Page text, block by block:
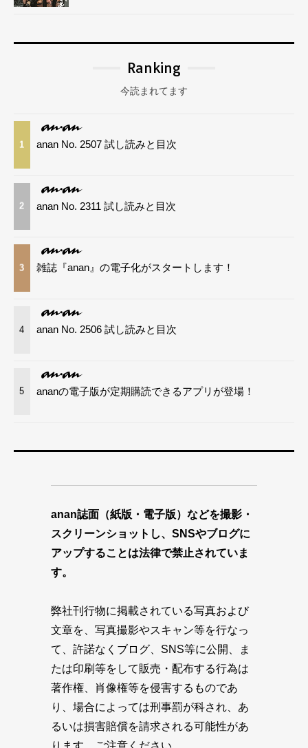
Ranking
今読まれてます
1 anan No. 2507 試し読みと目次
2 anan No. 2311 試し読みと目次
3 雑誌『anan』の電子化がスタートします！
4 anan No. 2506 試し読みと目次
5 ananの電子版が定期購読できるアプリが登場！
anan誌面（紙版・電子版）などを撮影・
スクリーンショットし、SNSやブログに
アップすることは法律で禁止されていま
す。
弊社刊行物に掲載されている写真および
文章を、写真撮影やスキャン等を行なっ
て、許諾なくブログ、SNS等に公開、ま
たは印刷等をして販売・配布する行為は
著作権、肖像権等を侵害するものであ
り、場合によっては刑事罰が科され、あ
るいは損害賠償を請求される可能性があ